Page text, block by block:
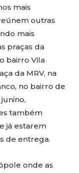
mais
outras
mais
praças da
bairro Vila
da MRV, na
no bairro de
também
já estarem
de entrega.
onde as